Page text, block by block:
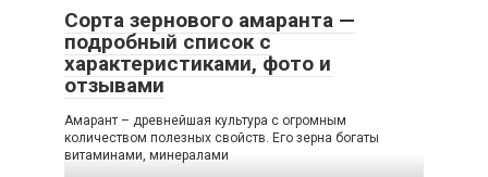
Сорта зернового амаранта —
подробный список с
характеристиками, фото и
отзывами
Амарант – древнейшая культура с огромным
количеством полезных свойств. Его зерна богаты
витаминами, минералами